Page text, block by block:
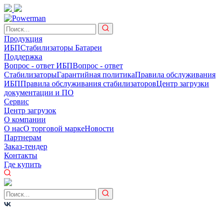
Продукция
ИБПСтабилизаторы Батареи
Поддержка
Вопрос - ответ ИБПВопрос - ответ
СтабилизаторыГарантийная политикаПравила обслуживания
ИБППравила обслуживания стабилизаторовЦентр загрузки
документации и ПО
Сервис
Центр загрузок
О компании
О насО торговой маркеНовости
Партнерам
Заказ-тендер
Контакты
Где купить